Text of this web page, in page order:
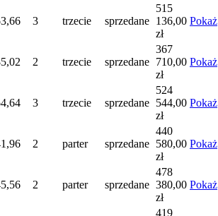
3 trzecie sprzedane
515
136,00
zł
Pokaż
2 trzecie sprzedane
367
710,00
zł
Pokaż
3 trzecie sprzedane
524
544,00
zł
Pokaż
2 parter sprzedane
440
580,00
zł
Pokaż
2 parter sprzedane
478
380,00
zł
Pokaż
419